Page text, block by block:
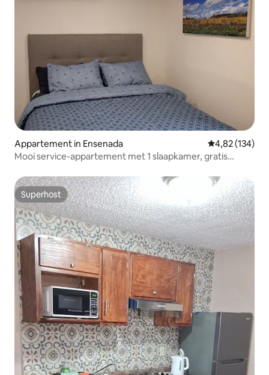
Appartement in Ensenada Gemiddelde
4,82 (134)
Mooi service-appartement met 1 slaapkamer, gratis
Superhost
Superhost